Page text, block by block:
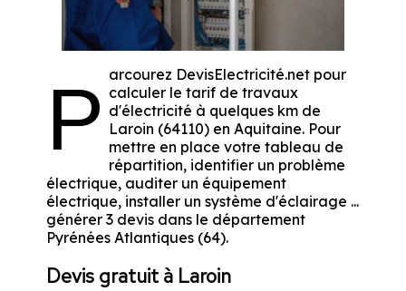
P arcourez DevisElectricité.net pour
calculer le tarif de travaux
d'électricité à quelques km de
Laroin (64110) en Aquitaine. Pour
mettre en place votre tableau de
répartition, identifier un problème
électrique, auditer un équipement
électrique, installer un système d'éclairage ...
générer 3 devis dans le département
Pyrénées Atlantiques (64).
Devis gratuit à Laroin